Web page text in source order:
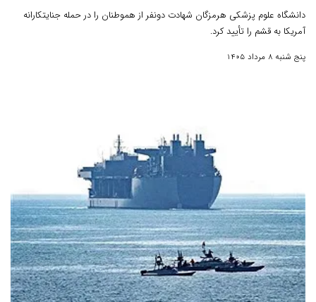
دانشگاه علوم پزشکی هرمزگان شهادت دونفر از هموطنان را در حمله جنایتکارانه
آمریکا به قشم را تأیید کرد.
پنج شنبه 8 مرداد 1405